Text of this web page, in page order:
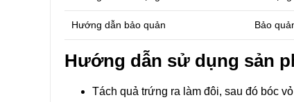
Hướng dẫn bảo quản Bảo
Hướng dẫn sử dụng sản
Tách quả trứng ra làm đôi, sau đó bóc